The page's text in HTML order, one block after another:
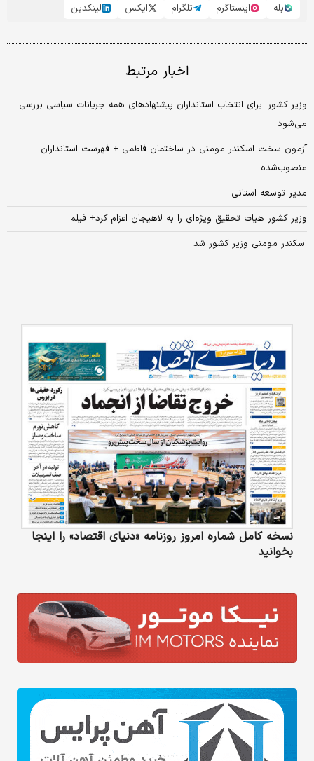
بله
اینستاگرم تلگرام ایکس لینکدین
اخبار مرتبط
وزیر کشور: برای انتخاب استانداران پیشنهادهای همه جریانات سیاسی بررسی
می‌شود
آزمون سخت اسکندر مومنی در ساختمان فاطمی + فهرست استانداران
منصوب‌شده
مدیر توسعه استانی
وزیر کشور هیات تحقیق ویژه‌ای را به لاهیجان اعزام کرد+ فیلم
اسکندر مومنی وزیر کشور شد
نسخه کامل شماره امروز روزنامه «دنیای‌ اقتصاد» را اینجا
بخوانید